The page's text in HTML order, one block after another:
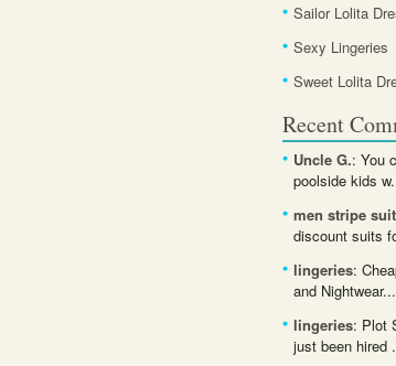
Sailor Lolita
Sexy Lingeries
Sweet Lolita
Recent
Uncle G.: You
poolside kids
men stripe
discount suits
lingeries:
and Nightwear...
lingeries: Plot
just been hired